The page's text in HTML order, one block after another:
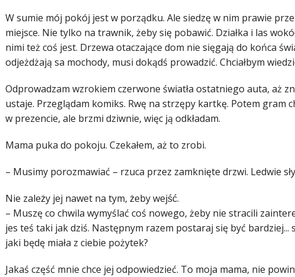
W sumie mój pokój jest w porządku. Ale siedzę w nim pra­wie
miejsce. Nie tylko na trawnik, żeby się pobawić. Działka i las
nimi też coś jest. Drzewa otaczające dom nie sięgają do końca
odjeżdżają sa­ mochody, musi dokądś prowadzić. Chciałbym
Odprowadzam wzrokiem czerwone światła ostatniego auta, aż
ustaje. Przeglądam komiks. Rwę na strzępy kartkę. Potem gram
w prezencie, ale brzmi dziwnie, więc ją odkładam.
Mama puka do pokoju. Czekałem, aż to zrobi.
– Musimy porozmawiać – rzuca przez zamknięte drzwi. Ledwie
Nie zależy jej nawet na tym, żeby wejść.
– Muszę co chwila wymyślać coś nowego, żeby nie stracili
jes­ teś taki jak dziś. Następnym razem postaraj się być
jaki będę miała z ciebie pożytek?
Jakaś część mnie chce jej odpowiedzieć. To moja mama, nie